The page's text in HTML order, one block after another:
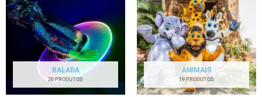
BALADA
20 PRODUTOS
ANIMAIS
19 PRODUTOS